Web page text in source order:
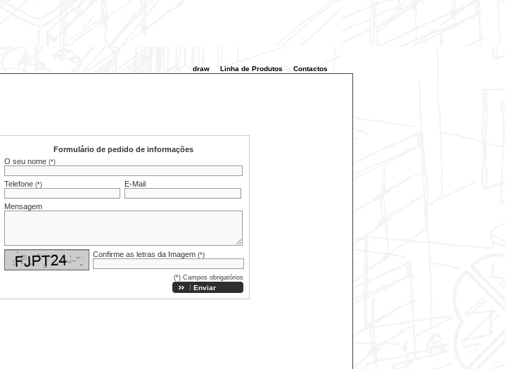
draw Linha de Produtos Contactos
Formulário de pedido de informações
O seu nome (*)
Telefone (*) E-Mail
Mensagem
Confirme as letras da Imagem (*)
(*) Campos obrigatórios
Enviar